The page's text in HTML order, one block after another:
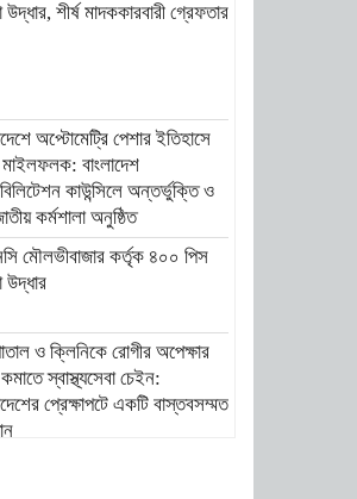
উদ্ধার, শীর্ষ মাদককারবারী গ্রেফতার
অপ্টোমেট্রি পেশার ইতিহাসে
বাংলাদেশ
কাউন্সিলে অন্তর্ভুক্তি ও
কর্মশালা অনুষ্ঠিত
মৌলভীবাজার কর্তৃক ৪০০ পিস
উদ্ধার
ও ক্লিনিকে রোগীর অপেক্ষার
স্বাস্থ্যসেবা চেইন:
প্রেক্ষাপটে একটি বাস্তবসম্মত